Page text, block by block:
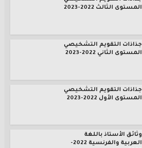
المستوى الثالث 2022-2023
جذاذات التقويم التشخيصي
المستوى الثاني 2022-2023
جذاذات التقويم التشخيصي
المستوى الأول 2022-2023
وثائق الأستاذ باللغة
العربية والفرنسية 2022-